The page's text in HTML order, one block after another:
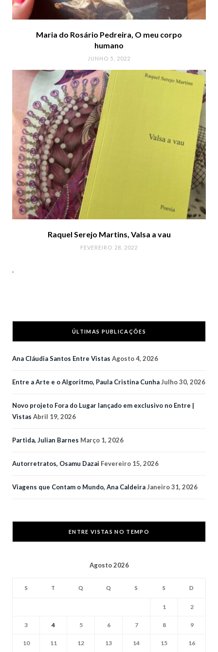
Maria do Rosário Pedreira, O meu corpo
humano
JUNHO 5, 2022
Raquel Serejo Martins, Valsa a vau
FEVEREIRO 28, 2022
.
ÚLTIMAS PUBLICAÇÕES
Ana Cláudia Santos Entre Vistas Agosto 4, 2026
Entre a Arte e o Algoritmo, Paula Cristina CunhaJulho 30, 2026
Novo projeto Fora do Lugar lançado em exclusivo no Entre |
Vistas Abril 19, 2026
Partida, Julian Barnes Março 1, 2026
Autorretratos, Osamu Dazai Fevereiro 15, 2026
Viagens que Contam o Mundo, Ana CaldeiraJaneiro 31, 2026
ENTRE VISTAS NO TEMPO
Agosto 2026
S T Q Q S S D
1 2
3 4 5 6 7 8 9
10 11 12 13 14 15 16